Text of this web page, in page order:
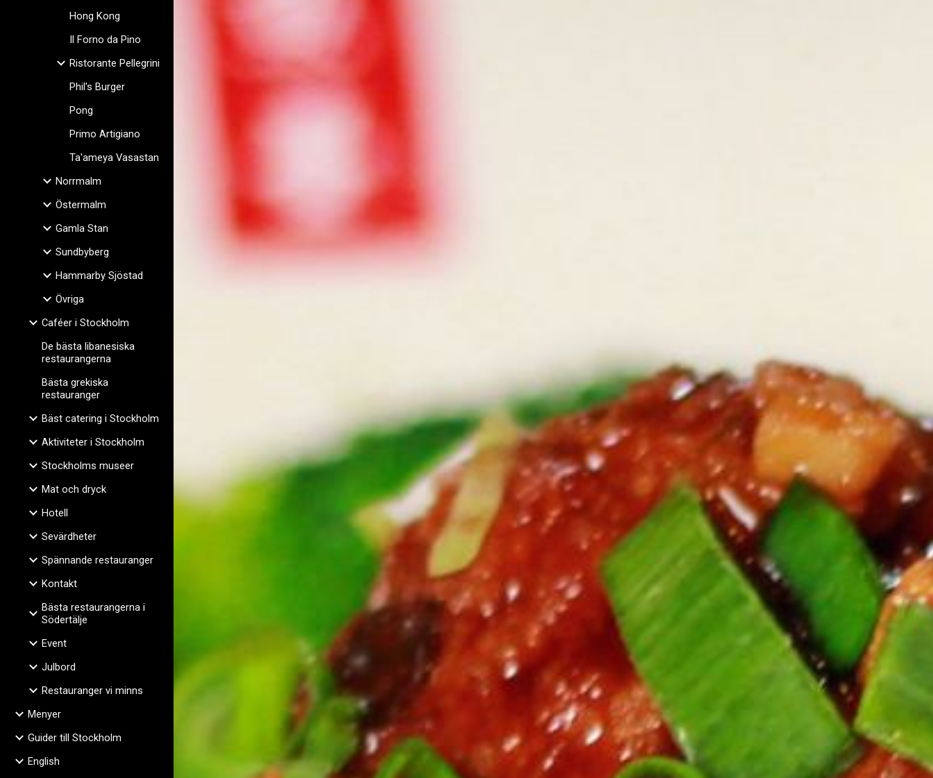
Hong Kong
Il Forno da Pino
Ristorante Pellegrini
Phil's Burger
Pong
Primo Artigiano
Ta'ameya Vasastan
Norrmalm
Östermalm
Gamla Stan
Sundbyberg
Hammarby Sjöstad
Övriga
Caféer i Stockholm
De bästa libanesiska
restaurangerna
Bästa grekiska
restauranger
Bäst catering i Stockholm
Aktiviteter i Stockholm
Stockholms museer
Mat och dryck
Hotell
Sevärdheter
Spännande restauranger
Kontakt
Bästa restaurangerna i
Södertälje
Event
Julbord
Restauranger vi minns
Menyer
Guider till Stockholm
English